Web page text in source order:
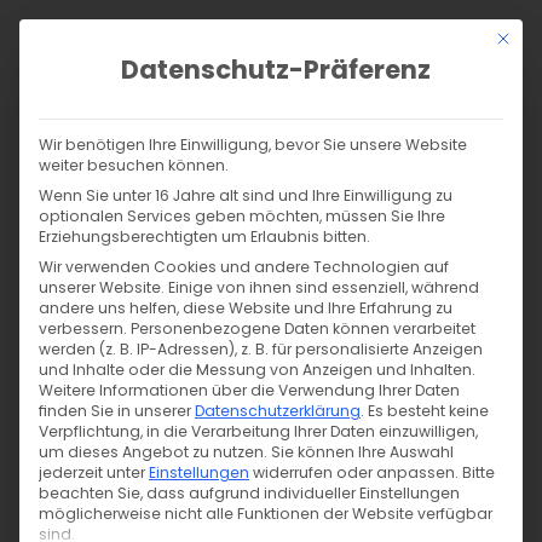
Zum
Products
Start/Dein Shop für Biostoffe, Tüddel, Tiger Snaps und mehr!
Suchergebnisse für „produkt biojersey stoffonkel triangles
Suche in den Ergebnissen Alle Filter
Wir konnten nichts finden.
Du kannst versuchen, einzelne Filter zu löschen, oder
auf die Startseite zurückkehren.
Mit
Datenschutz-Präferenz
Wir benötigen Ihre Einwilligung, bevor Sie unsere Website
weiter besuchen können.
Wenn Sie unter 16 Jahre alt sind und Ihre Einwilligung zu
optionalen Services geben möchten, müssen Sie Ihre
Erziehungsberechtigten um Erlaubnis bitten.
Wir verwenden Cookies und andere Technologien auf
unserer Website. Einige von ihnen sind essenziell, während
andere uns helfen, diese Website und Ihre Erfahrung zu
verbessern. Personenbezogene Daten können verarbeitet
werden (z. B. IP-Adressen), z. B. für personalisierte Anzeigen
und Inhalte oder die Messung von Anzeigen und Inhalten.
Weitere Informationen über die Verwendung Ihrer Daten
finden Sie in unsererDatenschutzerklärung. Es besteht keine
Verpflichtung, in die Verarbeitung Ihrer Daten einzuwilligen,
um dieses Angebot zu nutzen. Sie können Ihre Auswahl
jederzeit unterEinstellungen widerrufen oder anpassen. Bitte
beachten Sie, dass aufgrund individueller Einstellungen
möglicherweise nicht alle Funktionen der Website verfügbar
sind.